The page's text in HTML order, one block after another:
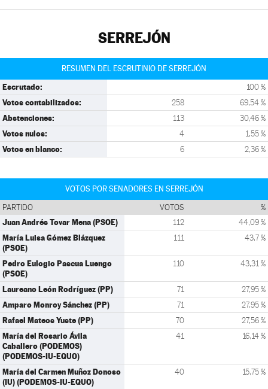
SERREJÓN
RESUMEN DEL ESCRUTINIO DE SERREJÓN
Escrutado: 100 %
Votos contabilizados: 258 69,54 %
Abstenciones: 113 30,46 %
Votos nulos: 4 1,55 %
Votos en blanco: 6 2,36 %
VOTOS POR SENADORES EN SERREJÓN
PARTIDO VOTOS %
Juan Andrés Tovar Mena (PSOE) 112 44,09 %
María Luisa Gómez Blázquez
(PSOE)
111 43,7 %
Pedro Eulogio Pascua Luengo
(PSOE)
110 43,31 %
Laureano León Rodríguez (PP) 71 27,95 %
Amparo Monroy Sánchez (PP) 71 27,95 %
Rafael Mateos Yuste (PP) 70 27,56 %
María del Rosario Ávila
Caballero (PODEMOS)
(PODEMOS-IU-EQUO)
41 16,14 %
María del Carmen Muñoz Donoso
(IU) (PODEMOS-IU-EQUO)
40 15,75 %